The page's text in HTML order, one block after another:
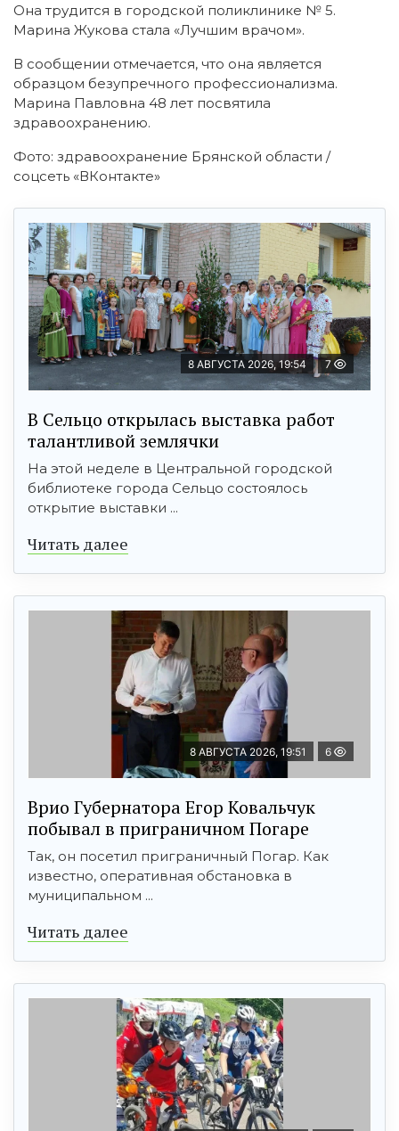
Она трудится в городской поликлинике № 5.
Марина Жукова стала «Лучшим врачом».
В сообщении отмечается, что она является
образцом безупречного профессионализма.
Марина Павловна 48 лет посвятила
здравоохранению.
Фото: здравоохранение Брянской области /
соцсеть «ВКонтакте»
8 АВГУСТА 2026, 19:54 7
В Сельцо открылась выставка работ
талантливой землячки
На этой неделе в Центральной городской
библиотеке города Сельцо состоялось
открытие выставки ...
Читать далее
8 АВГУСТА 2026, 19:51 6
Врио Губернатора Егор Ковальчук
побывал в приграничном Погаре
Так, он посетил приграничный Погар. Как
известно, оперативная обстановка в
муниципальном ...
Читать далее